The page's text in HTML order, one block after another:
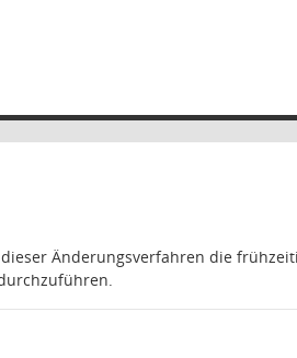
Änderungsverfahren die